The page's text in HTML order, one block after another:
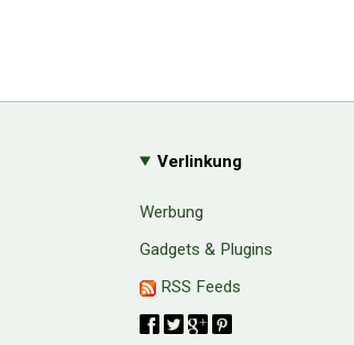
Verlinkung
Werbung
Gadgets & Plugins
RSS Feeds